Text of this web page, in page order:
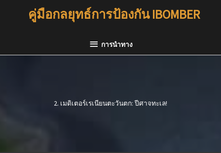
คู่มือกลยุทธ์การป้องกัน IBOMBER
การนำ
การนำทาง
2. เมดิเตอร์เรเนียนตะวันตก: ปีศาจทะเล!